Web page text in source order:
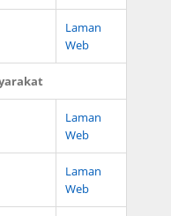
Laman
Web
Laman
Web
Laman
Web